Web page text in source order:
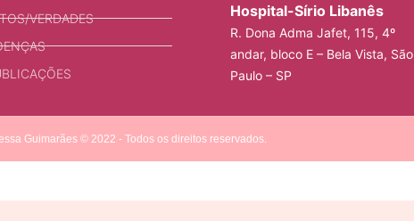
VERDADES
Hospital-Sírio Libanês
R. Dona Adma Jafet, 115, 4º
andar, bloco E – Bela Vista, São
Paulo – SP
Guimarães © 2022 - Todos os direitos reservados.